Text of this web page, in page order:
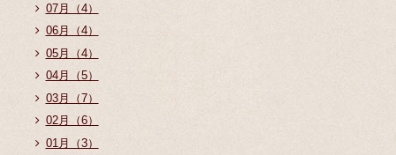
07月（4）
06月（4）
05月（4）
04月（5）
03月（7）
02月（6）
01月（3）